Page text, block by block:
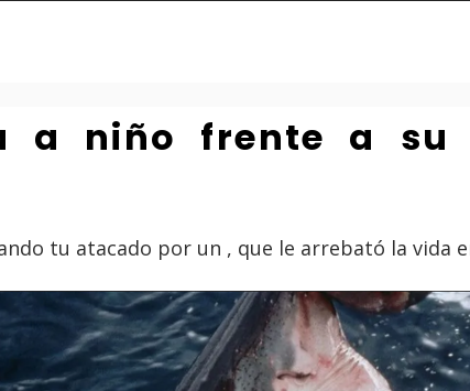
a niño frente a su
tu atacado por un , que le arrebató la vida